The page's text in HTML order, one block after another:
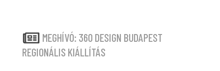
MEGHÍVÓ: 360 DESIGN BUDAPEST
REGIONÁLIS KIÁLLÍTÁS